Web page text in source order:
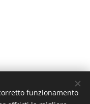
funzionamento